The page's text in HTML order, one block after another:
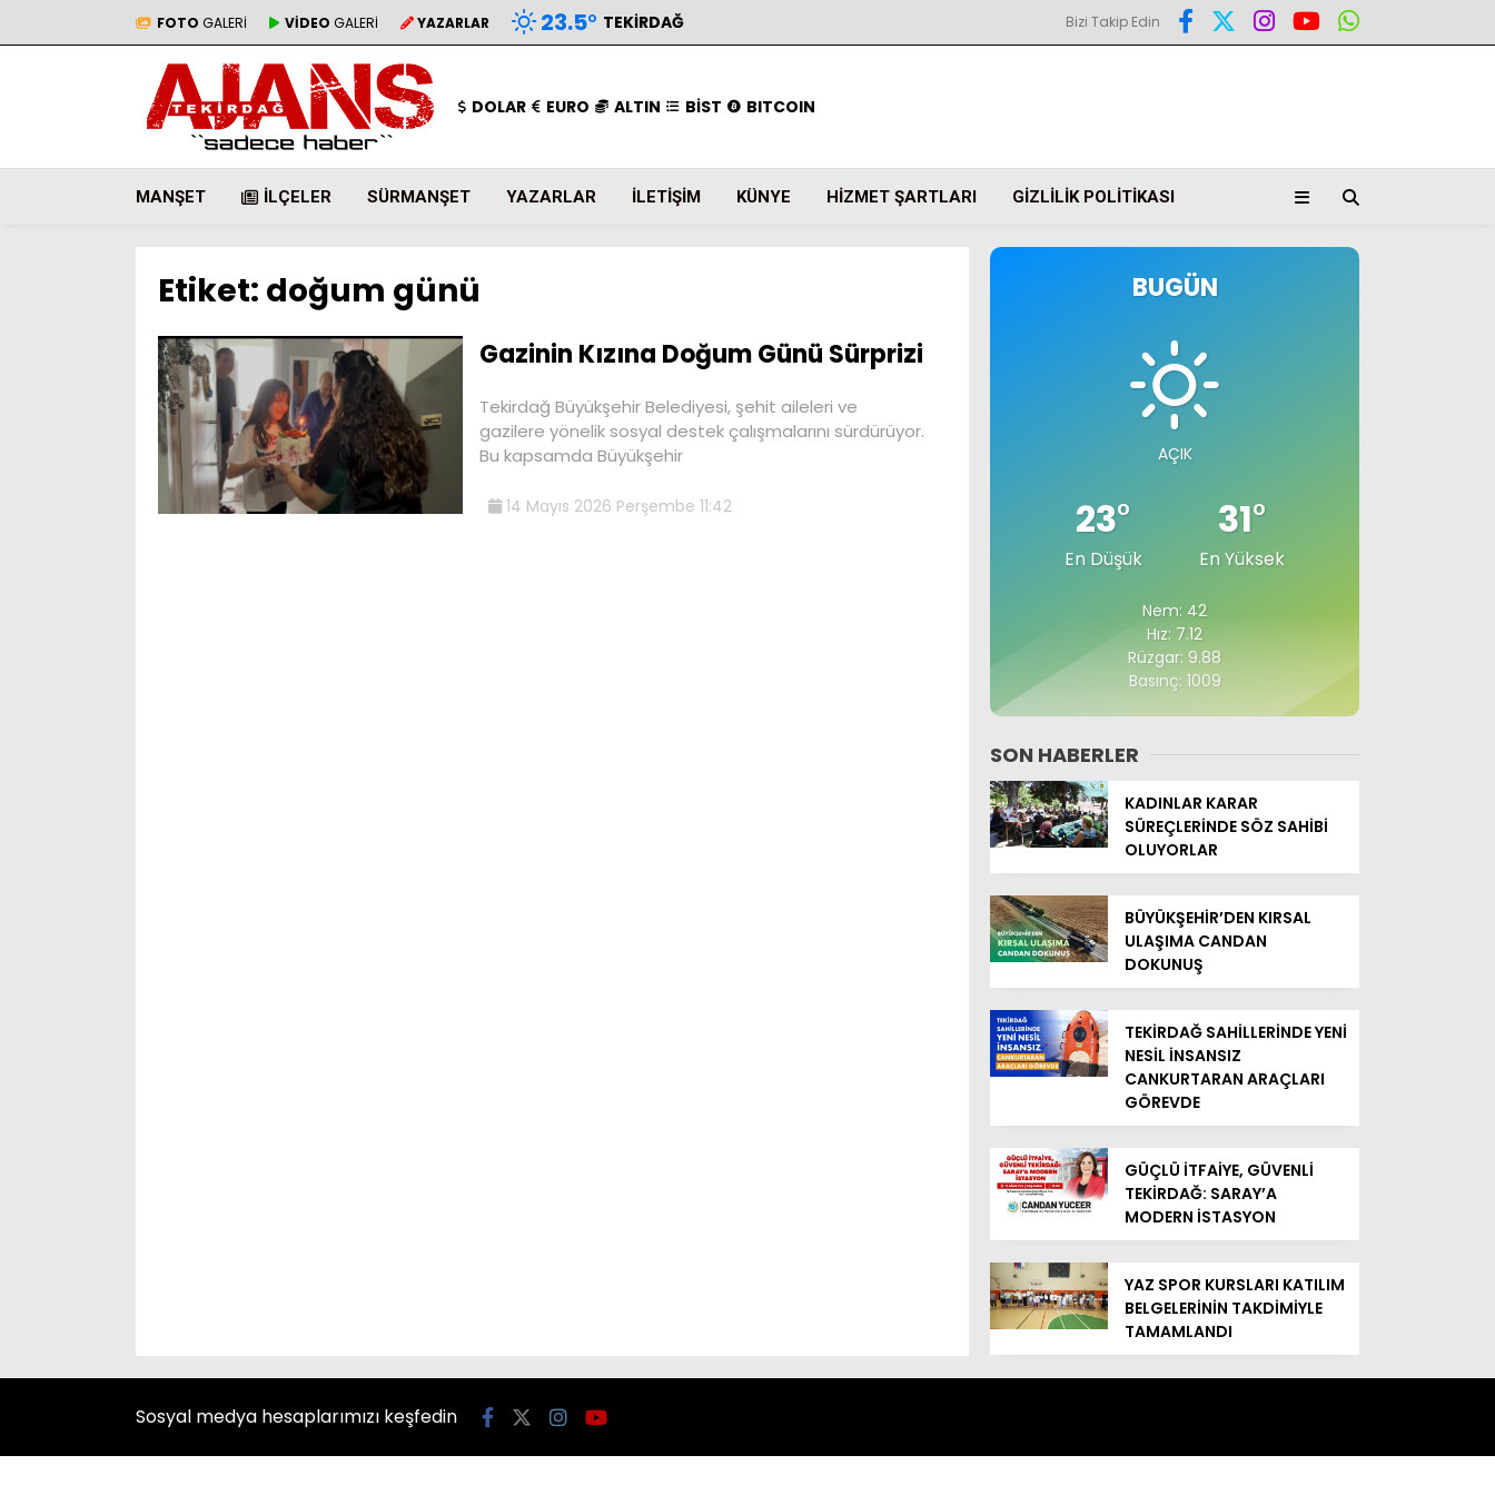
FOTO GALERİ VİDEO GALERİ YAZARLAR 23.5° TEKIRDAĞ Bizi Takip Edin
DOLAR EURO ALTIN BİST BITCOIN
MANŞET İLÇELER SÜRMANŞET YAZARLAR İLETIŞIM KÜNYE HIZMET ŞARTLARI GIZLILIK POLITIKASI
Etiket: doğum günü
Gazinin Kızına Doğum Günü Sürprizi
Tekirdağ Büyükşehir Belediyesi, şehit aileleri ve
gazilere yönelik sosyal destek çalışmalarını sürdürüyor.
Bu kapsamda Büyükşehir
14 Mayıs 2026 Perşembe 11:42
BUGÜN
AÇIK
23°
En Düşük
31°
En Yüksek
Nem: 42
Hız: 7.12
Rüzgar: 9.88
Basınç: 1009
SON HABERLER
KADINLAR KARAR
SÜREÇLERİNDE SÖZ SAHİBİ
OLUYORLAR
BÜYÜKŞEHİR’DEN KIRSAL
ULAŞIMA CANDAN
DOKUNUŞ
TEKİRDAĞ SAHİLLERİNDE YENİ
NESİL İNSANSIZ
CANKURTARAN ARAÇLARI
GÖREVDE
GÜÇLÜ İTFAİYE, GÜVENLİ
TEKİRDAĞ: SARAY’A
MODERN İSTASYON
YAZ SPOR KURSLARI KATILIM
BELGELERİNİN TAKDİMİYLE
TAMAMLANDI
Sosyal medya hesaplarımızı keşfedin